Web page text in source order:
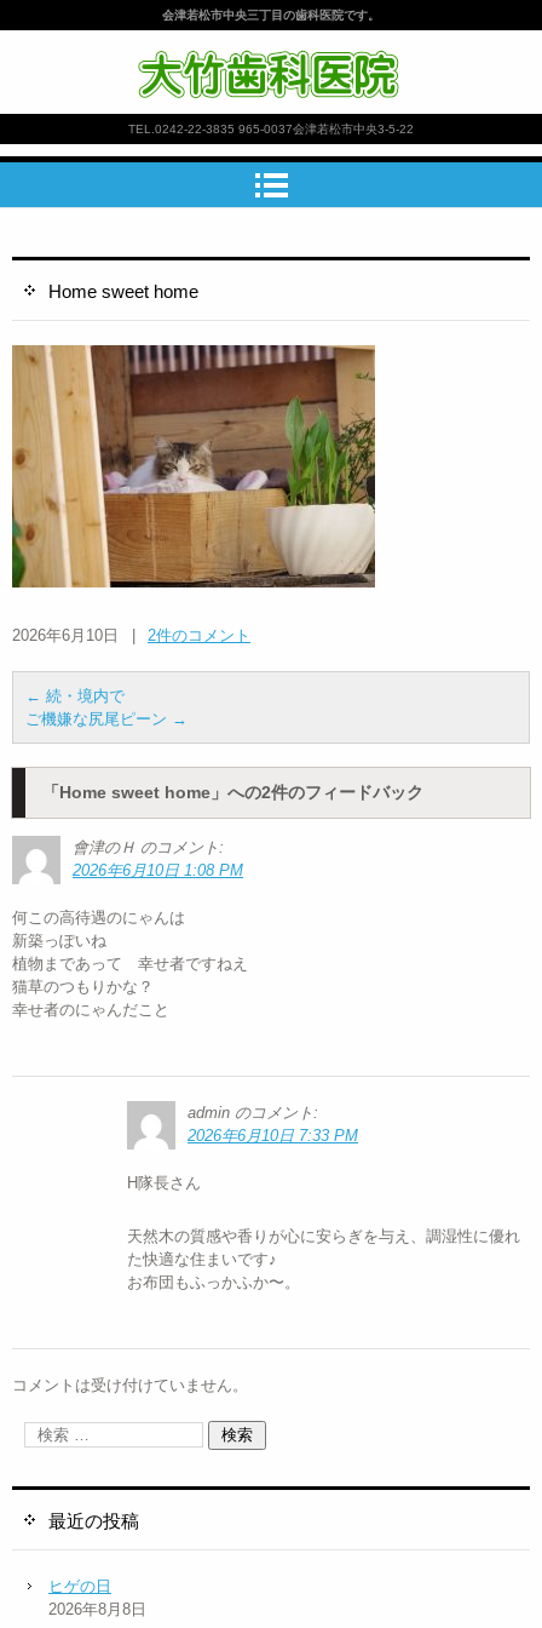
大竹歯科医院
会津若松市中央三丁目の歯科医院です。
TEL. 0242-22-3835 965-0037会津若松市中央3-5-22
Home sweet home
2026年6月10日 2件のコメント
← 続・境内で
ご機嫌な尻尾ピーン →
「 Home sweet home 」への2件のフィードバック
會津のＨ のコメント:
2026年6月10日 1:08 PM
何この高待遇のにゃんは
新築っぽいね
植物まであって 幸せ者ですねえ
猫草のつもりかな？
幸せ者のにゃんだこと
admin のコメント:
2026年6月10日 7:33 PM
H隊長さん
天然木の質感や香りが心に安らぎを与え、調湿性に優れ
た快適な住まいです♪
お布団もふっかふか〜。
コメントは受け付けていません。
最近の投稿
ヒゲの日
2026年8月8日